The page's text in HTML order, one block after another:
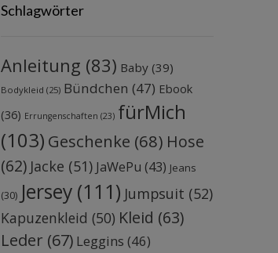
Schlagwörter
Anleitung (83) Baby(39)
Bodykleid (25) Bündchen (47) Ebook
(36) Errungenschaften (23) fürMich
(103) Geschenke (68) Hose
(62) Jacke (51) JaWePu (43) Jeans
(30) Jersey(111) Jumpsuit (52)
Kapuzenkleid (50) Kleid (63)
Leder (67) Leggins (46)